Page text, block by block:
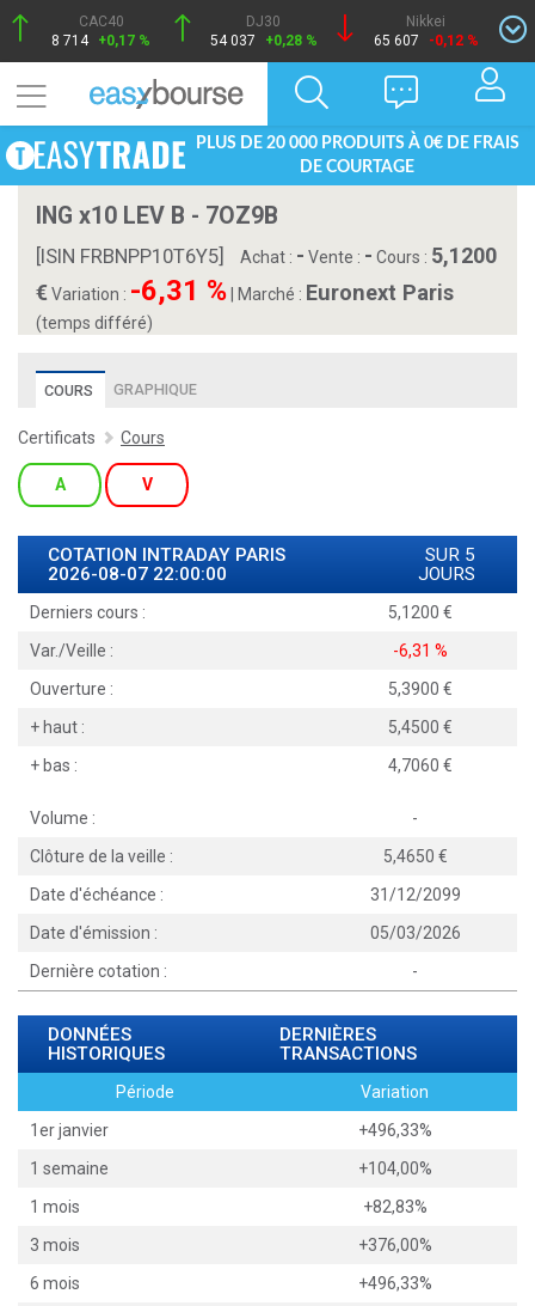
CAC40
8 714 +0,17 %
DJ30
54 037
+0,28 %
Nikkei
65 607
-0,12 %
PLUS DE 20 000 PRODUITS À 0€ DE FRAIS
DE COURTAGE
ING x10 LEV B - 7OZ9B
[ISIN FRBNPP10T6Y5] Achat : - Vente : - Cours : 5,1200
Variation : -6,31 % Marché : Euronext Paris
(temps différé)
COURS GRAPHIQUE
Certificats Cours
A V
COTATION INTRADAY PARIS
2026-08-07 22:00:00
SUR 5
JOURS
Derniers cours :
5,1200
Var./Veille :
-6,31 %
Ouverture :
5,3900
+ haut :
5,4500
+ bas :
4,7060
Volume :
-
Clôture de la veille :
5,4650
Date d'échéance :
31/12/2099
Date d'émission :
05/03/2026
Dernière cotation :
-
DONNÉES
HISTORIQUES
DERNIÈRES
TRANSACTIONS
Période
Variation
1er janvier
+496,33%
1 semaine
+104,00%
1 mois
+82,83%
3 mois
+376,00%
6 mois
+496,33%